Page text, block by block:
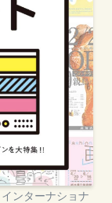
ンターナショナ